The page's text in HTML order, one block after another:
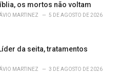
os mortos não voltam
MARTINEZ 5 DE AGOSTO DE 2026
da seita, tratamentos
MARTINEZ 3 DE AGOSTO DE 2026